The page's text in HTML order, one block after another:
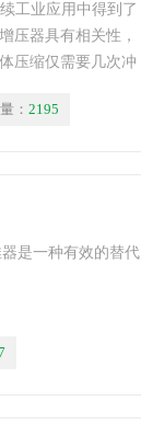
工业应用中得到了
压器具有相关性，
压缩仅需要几次冲
： 2195
是一种有效的替代